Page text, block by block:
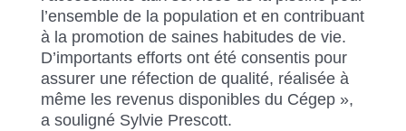
l’ensemble de la population et en contribuant
à la promotion de saines habitudes de vie.
D’importants efforts ont été consentis pour
assurer une réfection de qualité, réalisée à
même les revenus disponibles du Cégep »,
a souligné Sylvie Prescott.